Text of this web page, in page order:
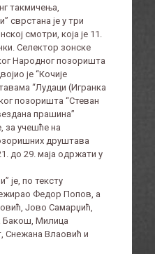
такмичења,
сврстана је у три
смотри, која је 11.
Селектор зонске
Народног позоришта
је “Кочије
“Лудаци (Игранка
позоришта “Стеван
прашина”
за учешће на
друштава
до 29. маја одржати у
је, по тексту
Федор Попов, а
Јово Самарџић,
Бакош, Милица
Снежана Влаовић и